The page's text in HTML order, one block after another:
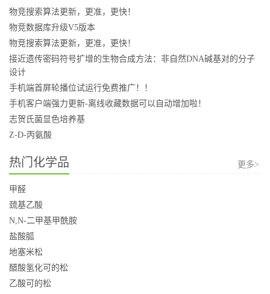
物竞搜索算法更新，更准，更快！
物竞数据库升级V5版本
物竞搜索算法更新，更准，更快！
接近遗传密码符号扩增的生物合成方法：非自然DNA碱基对的分子
设计
手机端首屏轮播位试运行免费推广！！
手机客户端强力更新-离线收藏数据可以自动增加啦！
志贺氏菌显色培养基
Z-D-丙氨酸
热门化学品 更多>
甲醛
巯基乙酸
N,N-二甲基甲酰胺
盐酸胍
地塞米松
醋酸氢化可的松
乙酸可的松